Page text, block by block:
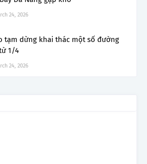
24, 2026
tạm dừng khai thác một số đường
1/4
24, 2026